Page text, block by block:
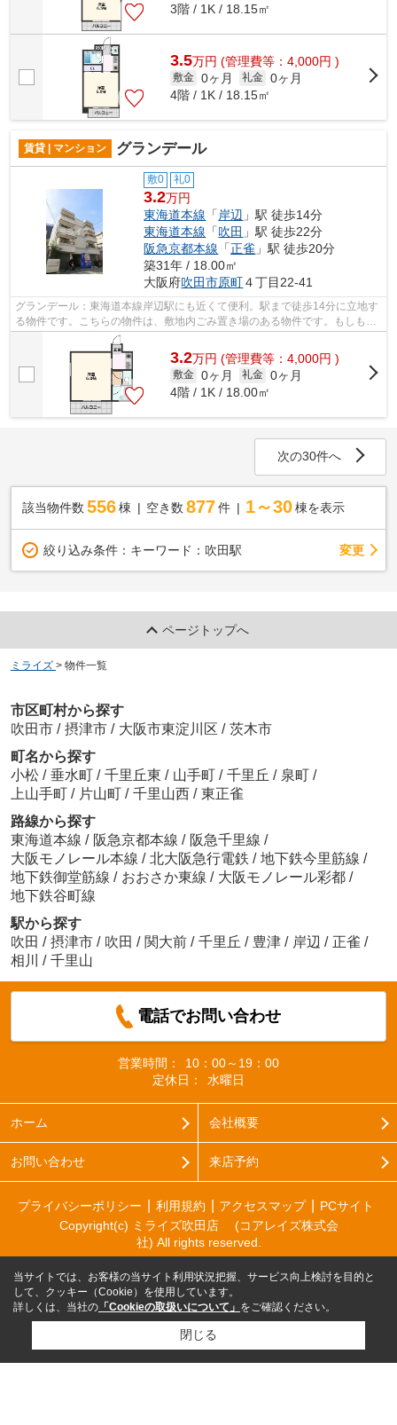
3階 / 1K / 18.15㎡
3.5万円 (管理費等：4,000円 )
敷金 0ヶ月 礼金 0ヶ月
4階 / 1K / 18.15㎡
賃貸 | マンション グランデール
敷0 礼0
3.2万円
東海道本線 「 岸辺 」駅 徒歩14分
東海道本線 「吹田 」駅 徒歩22分
阪急京都本線 「正雀 」駅 徒歩20分
築31年 / 18.00㎡
大阪府吹田市原町４丁目22-41
グランデール：東海道本線岸辺駅にも近くて便利。駅まで徒歩14分に立地す
る物件です。こちらの物件は、敷地内ごみ置き場のある物件です。もしもの
ときの地震にも心強い鉄骨造物件。ミ...
3.2万円 (管理費等：4,000円 )
敷金 0ヶ月 礼金 0ヶ月
4階 / 1K / 18.00㎡
次の30件へ
該当物件数 556棟 空き数 877 件 1～30 棟を表示
絞り込み条件： キーワード：吹田駅 変更
ページトップへ
ミライズ > 物件一覧
市区町村から探す
吹田市 / 摂津市 / 大阪市東淀川区 / 茨木市
町名から探す
小松 / 垂水町 / 千里丘東 / 山手町 / 千里丘 / 泉町 /
上山手町 / 片山町 / 千里山西 / 東正雀
路線から探す
東海道本線 / 阪急京都本線 / 阪急千里線 /
大阪モノレール本線 / 北大阪急行電鉄 / 地下鉄今里筋線 /
地下鉄御堂筋線 / おおさか東線 / 大阪モノレール彩都 /
地下鉄谷町線
駅から探す
吹田 / 摂津市 / 吹田 / 関大前 / 千里丘 / 豊津 / 岸辺 / 正雀 /
相川
/ 千里山
電話でお問い合わせ
営業時間：
10：00～19：00
定休日：
水曜日
ホーム 会社概要
お問い合わせ 来店予約
プライバシーポリシー 利用規約 アクセスマップ
PCサイト
Copyright(c) ミライズ吹田店 (コアレイズ株式会
社) All rights reserved.
当サイトでは、お客様の当サイト利用状況把握、サービス向上検討を目的と
して、クッキー（Cookie）を使用しています。
詳しくは、当社の 「Cookieの取扱いについて」 をご確認ください。
閉じる